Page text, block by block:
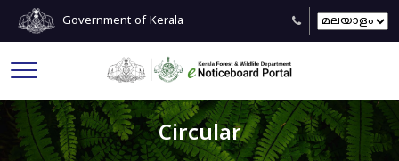
Government of Kerala
Circular